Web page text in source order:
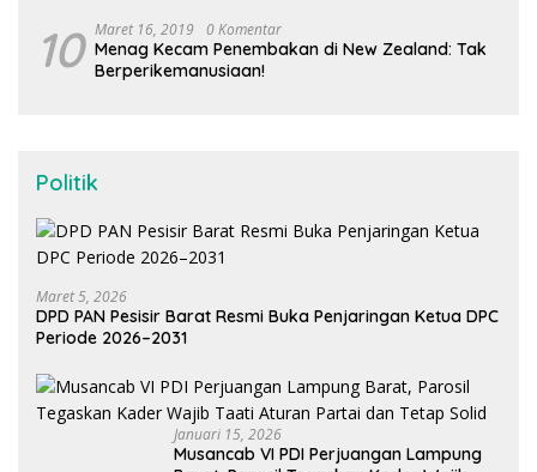
10 Maret 16, 2019 0 Komentar
Menag Kecam Penembakan di New Zealand: Tak
Berperikemanusiaan!
Politik
Maret 5, 2026
DPD PAN Pesisir Barat Resmi Buka Penjaringan Ketua DPC
Periode 2026–2031
Januari 15, 2026
Musancab VI PDI Perjuangan Lampung